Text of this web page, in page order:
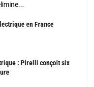
en France
: Pirelli conçoit six